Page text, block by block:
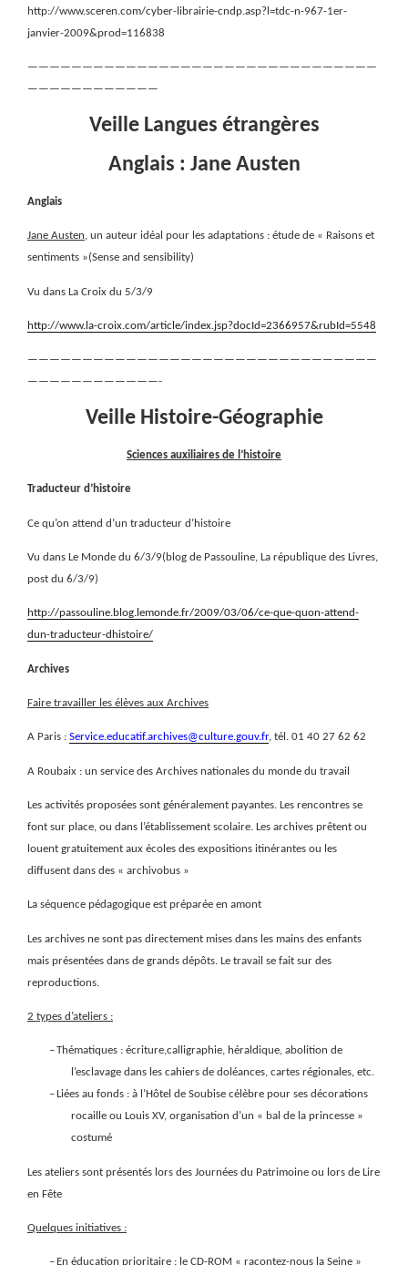
http://www.sceren.com/cyber-librairie-cndp.asp?l=tdc-n-967-1er-
janvier-2009&prod=116838
————————————————————————————————
————————————
Veille Langues étrangères
Anglais : Jane Austen
Anglais
Jane Austen, un auteur idéal pour les adaptations : étude de « Raisons et
sentiments »(Sense and sensibility)
Vu dans La Croix du 5/3/9
http://www.la-croix.com/article/index.jsp?docId=2366957&rubId=5548
————————————————————————————————
————————————-
Veille Histoire-Géographie
Sciences auxiliaires de l’histoire
Traducteur d’histoire
Ce qu’on attend d’un traducteur d’histoire
Vu dans Le Monde du 6/3/9(blog de Passouline, La république des Livres,
post du 6/3/9)
http://passouline.blog.lemonde.fr/2009/03/06/ce-que-quon-attend-
dun-traducteur-dhistoire/
Archives
Faire travailler les élèves aux Archives
A Paris : Service.educatif.archives@culture.gouv.fr, tél. 01 40 27 62 62
A Roubaix : un service des Archives nationales du monde du travail
Les activités proposées sont généralement payantes. Les rencontres se
font sur place, ou dans l’établissement scolaire. Les archives prêtent ou
louent gratuitement aux écoles des expositions itinérantes ou les
diffusent dans des « archivobus »
La séquence pédagogique est préparée en amont
Les archives ne sont pas directement mises dans les mains des enfants
mais présentées dans de grands dépôts. Le travail se fait sur des
reproductions.
2 types d’ateliers :
–Thématiques : écriture,calligraphie, héraldique, abolition de
l’esclavage dans les cahiers de doléances, cartes régionales, etc.
– Liées au fonds : à l’Hôtel de Soubise célèbre pour ses décorations
rocaille ou Louis XV, organisation d’un « bal de la princesse »
costumé
Les ateliers sont présentés lors des Journées du Patrimoine ou lors de Lire
en Fête
Quelques initiatives :
– En éducation prioritaire : le CD-ROM « racontez-nous la Seine »